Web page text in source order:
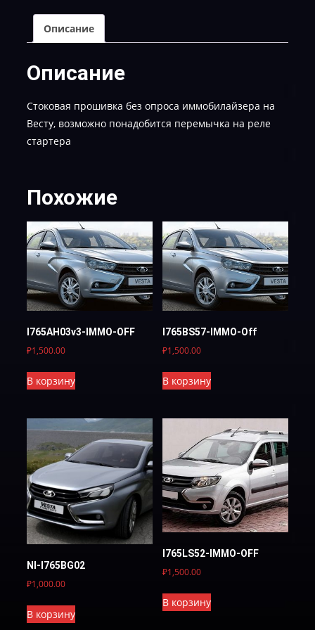
Описание
Описание
Стоковая прошивка без опроса иммобилайзера на
Весту, возможно понадобится перемычка на реле
стартера
Похожие
I765AH03v3-IMMO-OFF
₽1,500.00
В корзину
I765BS57-IMMO-Off
₽1,500.00
В корзину
NI-I765BG02
₽1,000.00
В корзину
I765LS52-IMMO-OFF
₽1,500.00
В корзину